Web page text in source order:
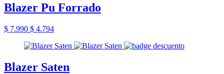
Blazer Pu Forrado
$ 7.990 $ 4.794
Blazer Saten